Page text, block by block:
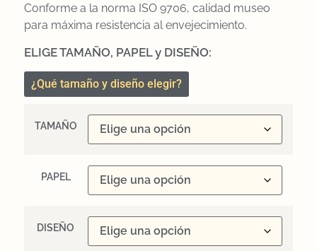
Conforme a la norma ISO 9706, calidad museo
para máxima resistencia al envejecimiento.
ELIGE TAMAÑO, PAPEL y DISEÑO:
¿Qué tamaño y diseño elegir?
TAMAÑO
PAPEL
DISEÑO